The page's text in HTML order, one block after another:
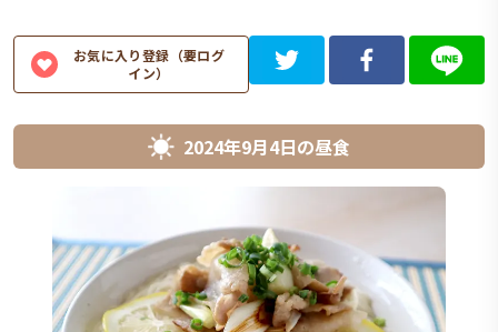
お気に入り登録（要ログ
イン）
2024年9月4日の昼食